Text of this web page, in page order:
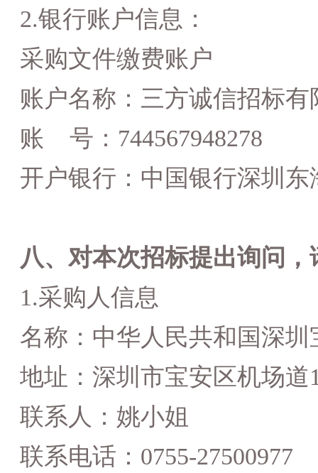
2.银行账户信息：
采购文件缴费账户
账户名称：三方诚信招标有
账
号： 744567948278
开户银行：中国银行深圳东
八、对本次招标提出询问
1.采购人信息
名称：中华人民共和国深圳
地址： 深圳市宝安区机场道
联系人： 姚小姐
联系电话： 0755-27500977